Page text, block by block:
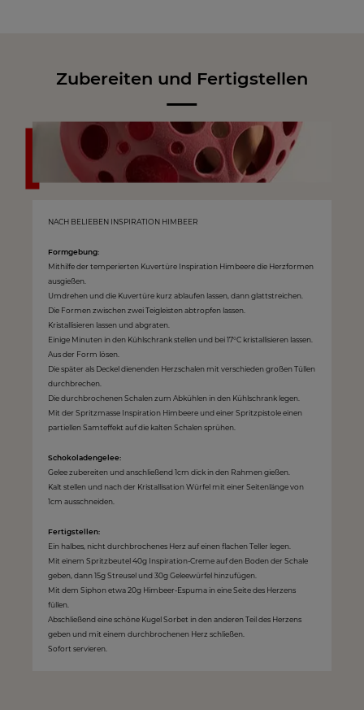
Zubereiten und Fertigstellen
NACH BELIEBEN INSPIRATION HIMBEER
Formgebung:
Mithilfe der temperierten Kuvertüre Inspiration Himbeere die Herzformen
ausgießen.
Umdrehen und die Kuvertüre kurz ablaufen lassen, dann glattstreichen.
Die Formen zwischen zwei Teigleisten abtropfen lassen.
Kristallisieren lassen und abgraten.
Einige Minuten in den Kühlschrank stellen und bei 17°C kristallisieren lassen.
Aus der Form lösen.
Die später als Deckel dienenden Herzschalen mit verschieden großen Tüllen
durchbrechen.
Die durchbrochenen Schalen zum Abkühlen in den Kühlschrank legen.
Mit der Spritzmasse Inspiration Himbeere und einer Spritzpistole einen
partiellen Samteffekt auf die kalten Schalen sprühen.
Schokoladengelee:
Gelee zubereiten und anschließend 1cm dick in den Rahmen gießen.
Kalt stellen und nach der Kristallisation Würfel mit einer Seitenlänge von
1cm ausschneiden.
Fertigstellen:
Ein halbes, nicht durchbrochenes Herz auf einen flachen Teller legen.
Mit einem Spritzbeutel 40g Inspiration-Creme auf den Boden der Schale
geben, dann 15g Streusel und 30g Geleewürfel hinzufügen.
Mit dem Siphon etwa 20g Himbeer-Espuma in eine Seite des Herzens
füllen.
Abschließend eine schöne Kugel Sorbet in den anderen Teil des Herzens
geben und mit einem durchbrochenen Herz schließen.
Sofort servieren.